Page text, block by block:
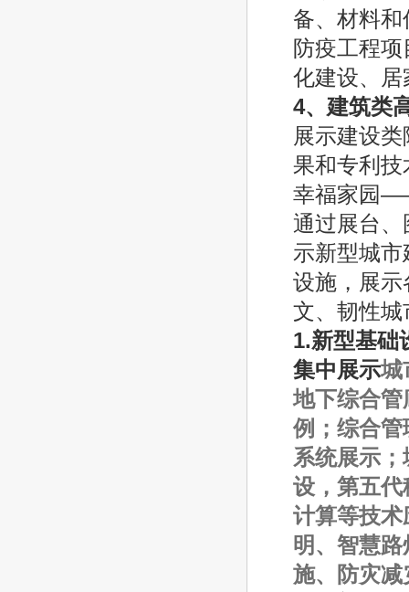
备、材料
防疫工程
化建设、
4、建筑类
展示建设
果和专利技
幸福家园­
通过展台
示新型城
设施，展
文、韧性
1.新型基础
集中展示城
地下综合管
例；综合
系统展示
设，第五
计算等技术
明、智慧
施、防灾